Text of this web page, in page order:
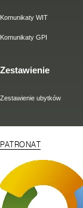
Komunikaty WIT
Komunikaty GPI
Zestawienie
Zestawienie ubytków
PATRONAT